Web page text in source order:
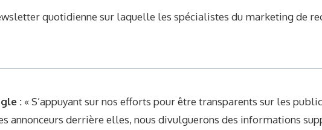
quotidienne sur laquelle les spécialistes du marketing de
: « S’appuyant sur nos efforts pour être transparents sur les
annonceurs derrière elles, nous divulguerons des informations